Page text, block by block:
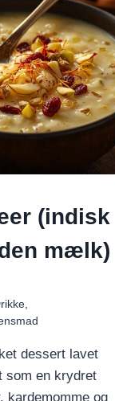
(indisk
mælk)
dessert lavet
som en krydret
kardemomme og